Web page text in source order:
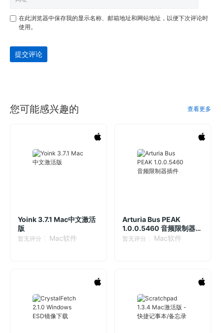
在此浏览器中保存我的显示名称、邮箱地址和网站地址，以便下次评论时
使用。
提交评论
您可能感兴趣的 查看更多
Yoink 3.7.1 Mac中文激活
版
暂无评分 Mac软件
Arturia Bus PEAK
1.0.0.5460 音频限制器插
件
暂无评分 Mac软件